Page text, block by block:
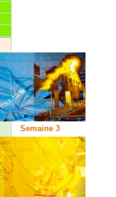
Semaine 3